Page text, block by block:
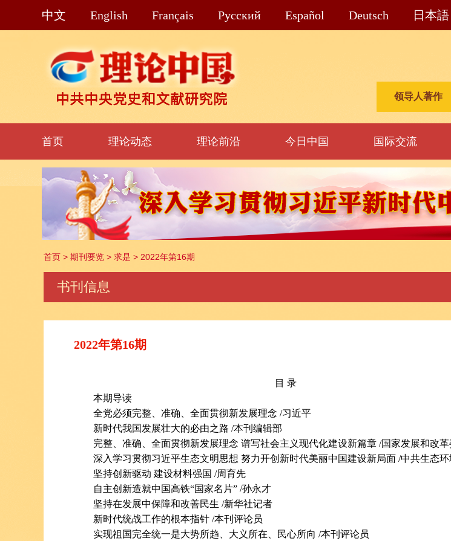
中文 English Français Pусский Español Deutsch 日本語
领导人著作
首页 理论动态 理论前沿 今日中国 国际交流
首页 > 期刊要览 > 求是 > 2022年第16期
书刊信息
2022年第16期
目 录
本期导读
全党必须完整、准确、全面贯彻新发展理念 /习近平
新时代我国发展壮大的必由之路 /本刊编辑部
完整、准确、全面贯彻新发展理念 谱写社会主义现代化建设新篇章 /国家发展和改
深入学习贯彻习近平生态文明思想 努力开创新时代美丽中国建设新局面 /中共生态环
坚持创新驱动 建设材料强国 /周育先
自主创新造就中国高铁“国家名片” /孙永才
坚持在发展中保障和改善民生 /新华社记者
新时代统战工作的根本指针 /本刊评论员
实现祖国完全统一是大势所趋、大义所在、民心所向 /本刊评论员